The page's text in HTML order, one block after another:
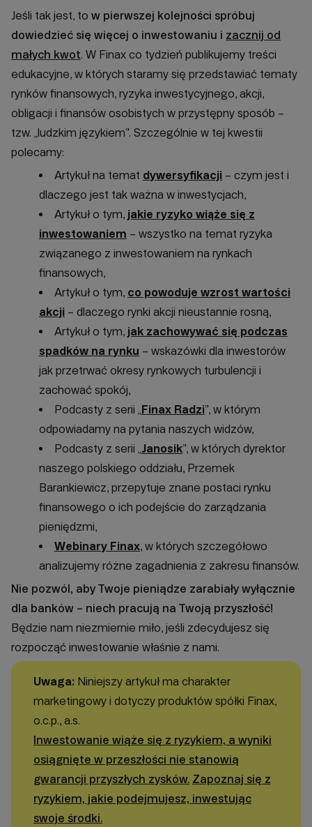
Jeśli tak jest, to w pierwszej kolejności spróbuj
dowiedzieć się więcej o inwestowaniu i zacznij od
małych kwot. W Finax co tydzień publikujemy treści
edukacyjne, w których staramy się przedstawiać tematy
rynków finansowych, ryzyka inwestycyjnego, akcji,
obligacji i finansów osobistych w przystępny sposób –
tzw. „ludzkim językiem”. Szczególnie w tej kwestii
polecamy:
Artykuł na temat dywersyfikacji – czym jest i
dlaczego jest tak ważna w inwestycjach,
Artykuł o tym, jakie ryzyko wiąże się z
inwestowaniem – wszystko na temat ryzyka
związanego z inwestowaniem na rynkach
finansowych,
Artykuł o tym, co powoduje wzrost wartości
akcji – dlaczego rynki akcji nieustannie rosną,
Artykuł o tym, jak zachowywać się podczas
spadków na rynku – wskazówki dla inwestorów
jak przetrwać okresy rynkowych turbulencji i
zachować spokój,
Podcasty z serii „Finax Radzi”, w którym
odpowiadamy na pytania naszych widzów,
Podcasty z serii „Janosik”, w których dyrektor
naszego polskiego oddziału, Przemek
Barankiewicz, przepytuje znane postaci rynku
finansowego o ich podejście do zarządzania
pieniędzmi,
Webinary Finax, w których szczegółowo
analizujemy różne zagadnienia z zakresu finansów.
Nie pozwól, aby Twoje pieniądze zarabiały wyłącznie
dla banków – niech pracują na Twoją przyszłość!
Będzie nam niezmiernie miło, jeśli zdecydujesz się
rozpocząć inwestowanie właśnie z nami.
Uwaga: Niniejszy artykuł ma charakter
marketingowy i dotyczy produktów spółki Finax,
o.c.p., a.s.
Inwestowanie wiąże się z ryzykiem, a wyniki
osiągnięte w przeszłości nie stanowią
gwarancji przyszłych zysków. Zapoznaj się z
ryzykiem, jakie podejmujesz, inwestując
swoje środki.